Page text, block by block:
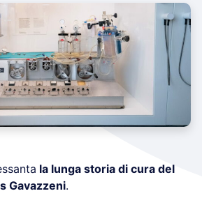
la lunga storia di cura del
Gavazzeni.